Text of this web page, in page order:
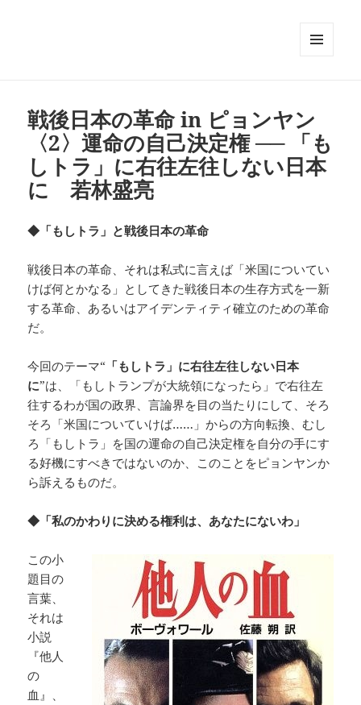
戦後日本の革命 in ピョンヤン
〈2〉運命の自己決定権 ── 「も
しトラ」に右往左往しない日本
に 若林盛亮
◆「もしトラ」と戦後日本の革命
戦後日本の革命、それは私式に言えば「米国についてい
けば何とかなる」としてきた戦後日本の生存方式を一新
する革命、あるいはアイデンティティ確立のための革命
だ。
今回のテーマ“ 「もしトラ」に右往左往しない日本
に”は、「もしトランプが大統領になったら」で右往左
往するわが国の政界、言論界を目の当たりにして、そろ
そろ「米国についていけば……」からの方向転換、むし
ろ「もしトラ」を国の運命の自己決定権を自分の手にす
る好機にすべきではないのか、このことをピョンヤンか
ら訴えるものだ。
◆「私のかわりに決める権利は、あなたにないわ」
この小
題目の
言葉、
それは
小説
『他人
の
血』、